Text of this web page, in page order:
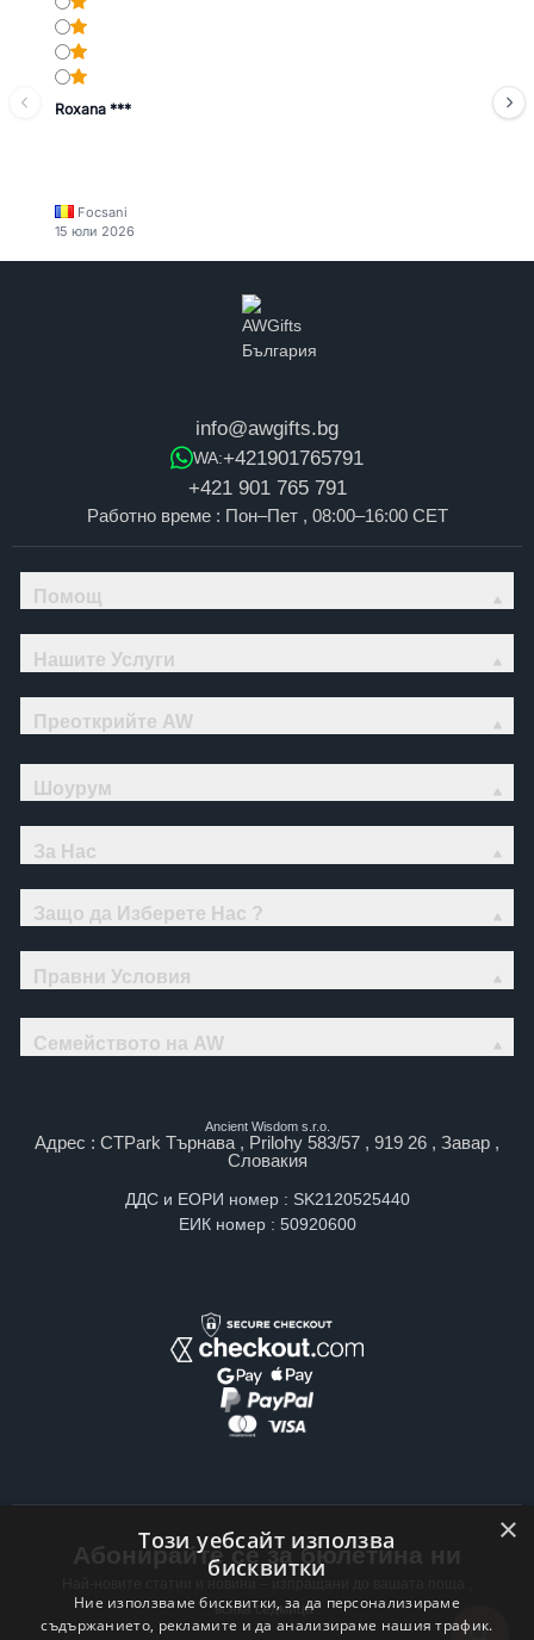
Roxana ***
Focsani
15 юли 2026
info@awgifts.bg
WA:+421901765791
+421 901 765 791
Работно време : Пон–Пет , 08:00–16:00 CET
Помощ
Нашите Услуги
Преоткрийте AW
Шоурум
За Нас
Защо да Изберете Нас ?
Правни Условия
Семейството на AW
Ancient Wisdom s.r.o.
Адрес : CTPark Търнава , Prilohy 583/57 , 919 26 , Завар ,
Словакия
ДДС и ЕОРИ номер : SK2120525440
ЕИК номер : 50920600
Абонирайте се за бюлетина ни
всяка седмица .
×
Този уебсайт използва
бисквитки
Ние използваме бисквитки, за да персонализираме
съдържанието, рекламите и да анализираме нашия трафик.